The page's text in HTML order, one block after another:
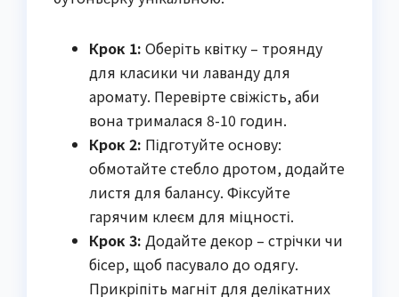
Крок 1: Оберіть квітку – троянду
для класики чи лаванду для
аромату. Перевірте свіжість, аби
вона трималася 8-10 годин.
Крок 2: Підготуйте основу:
обмотайте стебло дротом, додайте
листя для балансу. Фіксуйте
гарячим клеєм для міцності.
Крок 3: Додайте декор – стрічки чи
бісер, щоб пасувало до одягу.
Прикріпіть магніт для делікатних